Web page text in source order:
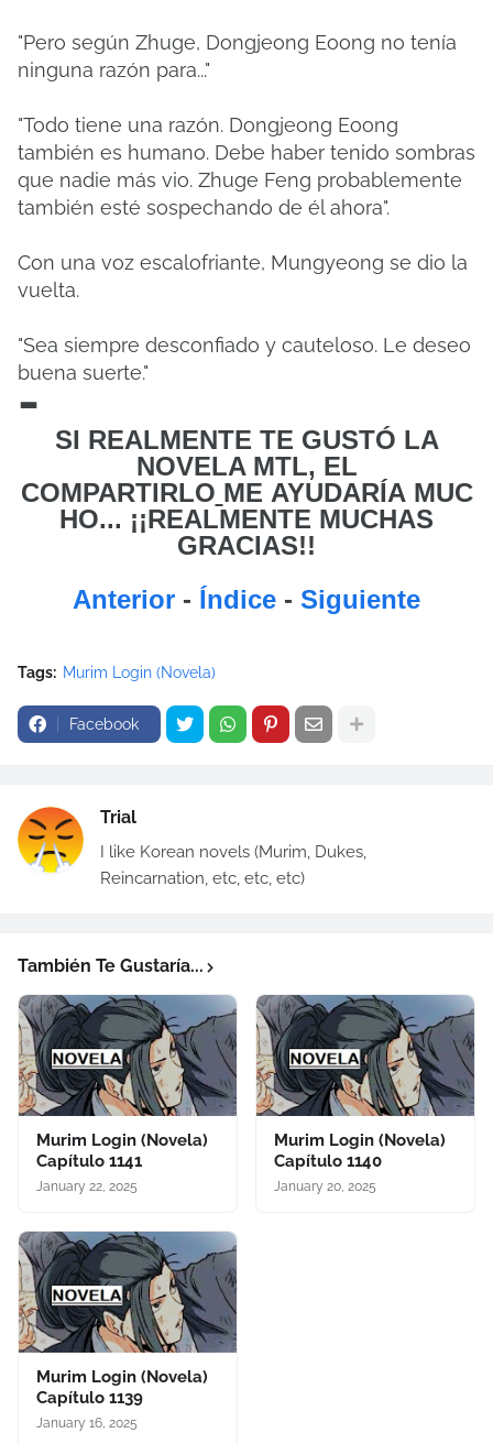
"Pero según Zhuge, Dongjeong Eoong no tenía
ninguna razón para..."
"Todo tiene una razón. Dongjeong Eoong
también es humano. Debe haber tenido sombras
que nadie más vio. Zhuge Feng probablemente
también esté sospechando de él ahora".
Con una voz escalofriante, Mungyeong se dio la
vuelta.
"Sea siempre desconfiado y cauteloso. Le deseo
buena suerte."
-
SI REALMENTE TE GUSTÓ LA
NOVELA MTL, EL
COMPARTIRLO ME AYUDARÍA MUC
HO... ¡¡REALMENTE MUCHAS
GRACIAS!!
Anterior - Índice - Siguiente
Tags: Murim Login (Novela)
Facebook
Trial
I like Korean novels (Murim, Dukes,
Reincarnation, etc, etc, etc)
También Te Gustaría...
Murim Login (Novela)
Capítulo 1141
January 22, 2025
Murim Login (Novela)
Capítulo 1140
January 20, 2025
Murim Login (Novela)
Capítulo 1139
January 16, 2025